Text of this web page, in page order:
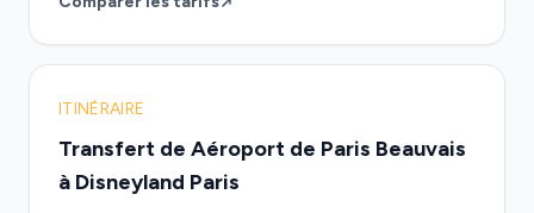
ITINÉRAIRE
Transfert de Aéroport de Paris Beauvais
à Disneyland Paris